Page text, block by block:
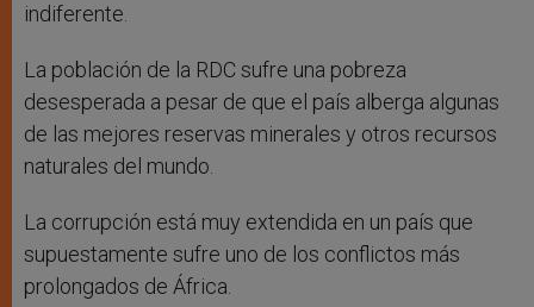
indiferente.
La población de la RDC sufre una pobreza
desesperada a pesar de que el país alberga algunas
de las mejores reservas minerales y otros recursos
naturales del mundo.
La corrupción está muy extendida en un país que
supuestamente sufre uno de los conflictos más
prolongados de África.